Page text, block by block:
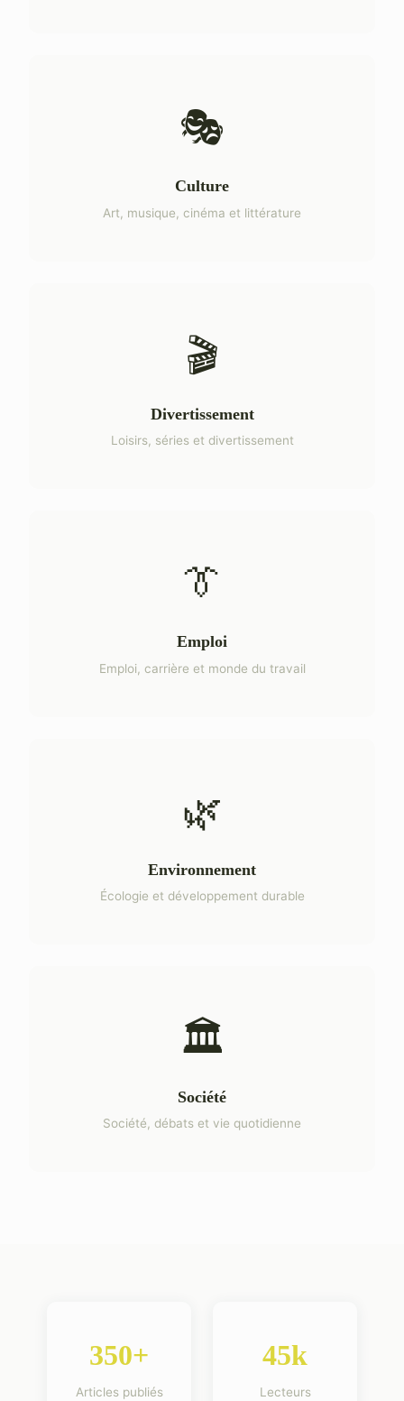
🎭
Culture
Art, musique, cinéma et littérature
🎬
Divertissement
Loisirs, séries et divertissement
👔
Emploi
Emploi, carrière et monde du travail
🌿
Environnement
Écologie et développement durable
🏛️
Société
Société, débats et vie quotidienne
350+
Articles publiés
45k
Lecteurs